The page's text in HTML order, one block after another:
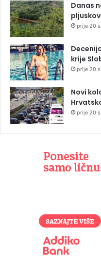
Danas
prije 20
krije
prije 20
Novi
prije 20